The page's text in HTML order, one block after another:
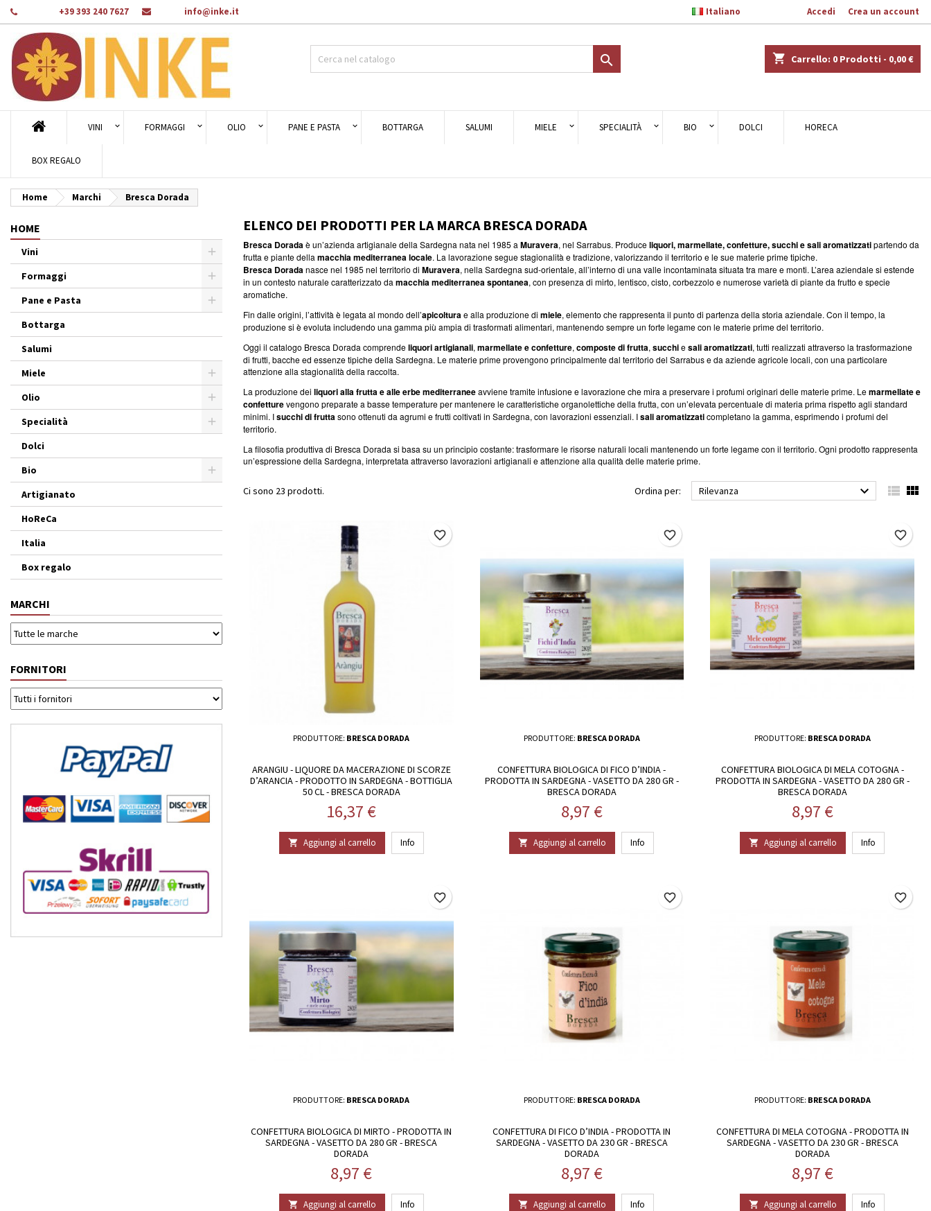
+39 393 240 7627 info@inke.it Accedi Crea un account
Italiano
shopping_cart Carrello: 0 Prodotti - 0,00 €

VINI FORMAGGI OLIO PANE E PASTA BOTTARGA SALUMI MIELE SPECIALITÀ BIO DOLCI HORECA
BOX REGALO
Home Marchi Bresca Dorada
HOME
Vini
Formaggi
Pane e Pasta
Bottarga
Salumi
Miele
Olio
Specialità
Dolci
Bio
Artigianato
HoReCa
Italia
Box regalo
MARCHI
FORNITORI
ELENCO DEI PRODOTTI PER LA MARCA BRESCA DORADA
Bresca Doradaè un’azienda artigianale della Sardegna nata nel 1985 a Muravera, nel Sarrabus. Produceliquori, marmellate, confetture, succhi e sali aromatizzatipartendo da
frutta e piante della macchia mediterranea locale. La lavorazione segue stagionalità e tradizione, valorizzando il territorio e le sue materie prime tipiche.
Bresca Doradanasce nel 1985 nel territorio di Muravera, nella Sardegna sud-orientale, all’interno di una valle incontaminata situata tra mare e monti. L’area aziendale si estende
in un contesto naturale caratterizzato da macchia mediterranea spontanea, con presenza di mirto, lentisco, cisto, corbezzolo e numerose varietà di piante da frutto e specie
aromatiche.
Fin dalle origini, l’attività è legata al mondo dell’apicolturae alla produzione di miele, elemento che rappresenta il punto di partenza della storia aziendale. Con il tempo, la
produzione si è evoluta includendo una gamma più ampia di trasformati alimentari, mantenendo sempre un forte legame con le materie prime del territorio.
Oggi il catalogo Bresca Dorada comprendeliquori artigianali, marmellate e confetture, composte di frutta, succhiesali aromatizzati, tutti realizzati attraverso la trasformazione
di frutti, bacche ed essenze tipiche della Sardegna. Le materie prime provengono principalmente dal territorio del Sarrabus e da aziende agricole locali, con una particolare
attenzione alla stagionalità della raccolta.
La produzione dei liquori alla frutta e alle erbe mediterraneeavviene tramite infusione e lavorazione che mira a preservare i profumi originari delle materie prime. Lemarmellate e
confetturevengono preparate a basse temperature per mantenere le caratteristiche organolettiche della frutta, con un’elevata percentuale di materia prima rispetto agli standard
minimi. Isucchi di fruttasono ottenuti da agrumi e frutti coltivati in Sardegna, con lavorazioni essenziali. Isali aromatizzaticompletano la gamma, esprimendo i profumi del
territorio.
La filosofia produttiva di Bresca Dorada si basa su un principio costante: trasformare le risorse naturali locali mantenendo un forte legame con il territorio. Ogni prodotto rappresenta
un’espressione della Sardegna, interpretata attraverso lavorazioni artigianali e attenzione alla qualità delle materie prime.
Ci sono 23 prodotti. Ordina per: Rilevanza   
PRODUTTORE: BRESCA DORADA
ARANGIU - LIQUORE DA MACERAZIONE DI SCORZE
D’ARANCIA - PRODOTTO IN SARDEGNA - BOTTIGLIA
50 CL - BRESCA DORADA
Prezzo
16,37 €
 Aggiungi al carrello Info
favorite_border
PRODUTTORE: BRESCA DORADA
CONFETTURA BIOLOGICA DI FICO D’INDIA -
PRODOTTA IN SARDEGNA - VASETTO DA 280 GR -
BRESCA DORADA
Prezzo
8,97 €
 Aggiungi al carrello Info
favorite_border
PRODUTTORE: BRESCA DORADA
CONFETTURA BIOLOGICA DI MELA COTOGNA -
PRODOTTA IN SARDEGNA - VASETTO DA 280 GR -
BRESCA DORADA
Prezzo
8,97 €
 Aggiungi al carrello Info
favorite_border
PRODUTTORE: BRESCA DORADA
CONFETTURA BIOLOGICA DI MIRTO - PRODOTTA IN
SARDEGNA - VASETTO DA 280 GR - BRESCA
DORADA
Prezzo
8,97 €
 Aggiungi al carrello Info
favorite_border
PRODUTTORE: BRESCA DORADA
CONFETTURA DI FICO D’INDIA - PRODOTTA IN
SARDEGNA - VASETTO DA 230 GR - BRESCA
DORADA
Prezzo
8,97 €
 Aggiungi al carrello Info
favorite_border
PRODUTTORE: BRESCA DORADA
CONFETTURA DI MELA COTOGNA - PRODOTTA IN
SARDEGNA - VASETTO DA 230 GR - BRESCA
DORADA
Prezzo
8,97 €
 Aggiungi al carrello Info
favorite_border
Aggiungi alla lista dei desideri
Crea nuova lista
((modalTitle))
((confirmMessage))
Crea lista dei desideri
Accedi
Devi avere effettuato l'accesso per salvare dei prodotti nella tua lista dei
Annulla Accedi